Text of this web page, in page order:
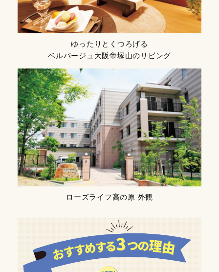
ゆったりとくつろげる
ベルパージュ大阪帝塚山のリビング
ローズライフ高の原 外観